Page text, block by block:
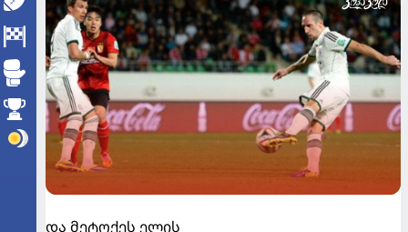
და მეტოქეს ელის